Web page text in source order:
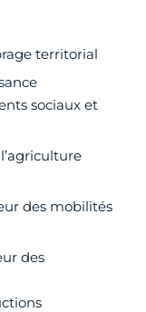
territorial
sociaux et
des mobilités
des